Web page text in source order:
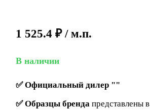
1 525.4 ₽ / м.п.
В наличии
✅Официальный дилер ""
✅Образцы брендапредставлены в